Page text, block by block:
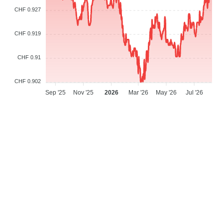
CHF 0.927
CHF 0.919
CHF 0.91
CHF 0.902
Sep '25 Nov '25 2026 Mar '26 May '26 Jul '26